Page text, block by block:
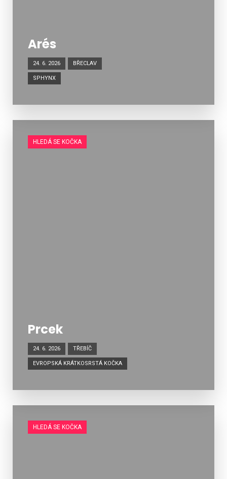
Arés
24. 6. 2026 BŘECLAV
SPHYNX
HLEDÁ SE KOČKA
Prcek
24. 6. 2026 TŘEBÍČ
EVROPSKÁ KRÁTKOSRSTÁ KOČKA
HLEDÁ SE KOČKA